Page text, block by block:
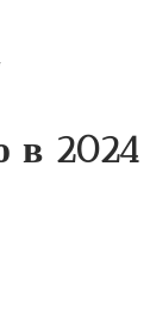
в 2024